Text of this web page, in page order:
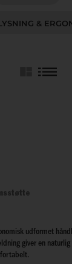
&
udformet
giver en